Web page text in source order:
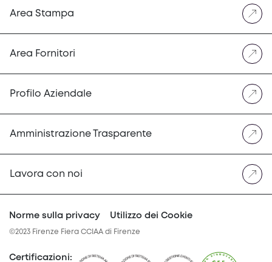
Area Stampa
Area Fornitori
Profilo Aziendale
Amministrazione Trasparente
Lavora con noi
Norme sulla privacy Utilizzo dei Cookie
©2023 Firenze Fiera CCIAA di Firenze
Certificazioni: